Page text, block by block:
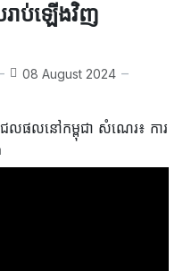
រាប់ឡើងវិញ
08 August 2024
នជលផលនៅកម្ពុជា សំណេរ៖ ការ